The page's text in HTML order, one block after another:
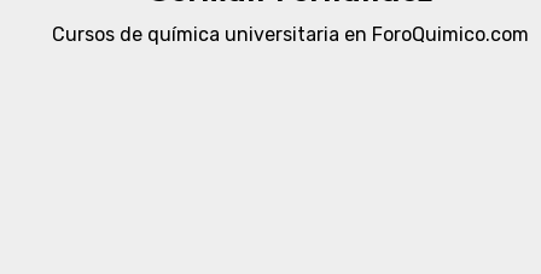
Cursos de química universitaria en ForoQuimico.com